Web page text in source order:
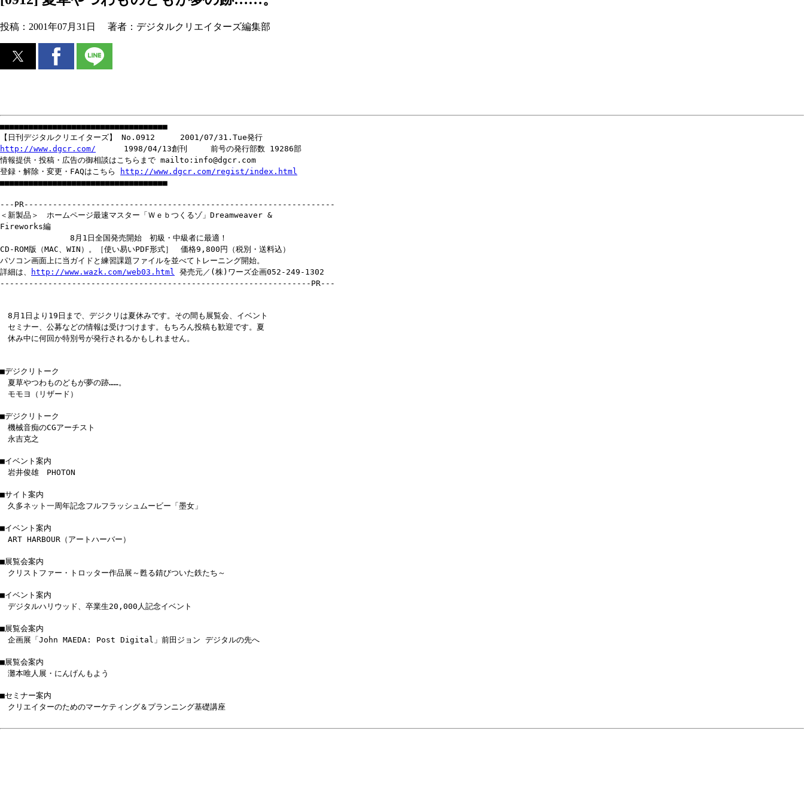
投稿： 2001年07月31日 著者： デジタルクリエイターズ編集部
■■■■■■■■■■■■■■■■■■■■■■■■■■■■■■■■■■■
【日刊デジタルクリエイターズ】 No.0912 2001/07/31.Tue発行
http://www.dgcr.com/ 1998/04/13創刊 前号の発行部数 19286部
情報提供・投稿・広告の御相談はこちらまで mailto:info@dgcr.com
登録・解除・変更・FAQはこちら
http://www.dgcr.com/regist/index.html
■■■■■■■■■■■■■■■■■■■■■■■■■■■■■■■■■■■
---PR-----------------------------------------------------------------
＜新製品＞ ホームページ最速マスター「Ｗｅｂつくるゾ」Dreamweaver &
Fireworks編
8月1日全国発売開始 初級・中級者に最適！
CD-ROM版（MAC、WIN）。［使い易いPDF形式］ 価格9,800円（税別・送料込）
パソコン画面上に当ガイドと練習課題ファイルを並べてトレーニング開始。
詳細は、
http://www.wazk.com/web03.html
発売元／(株)ワーズ企画052-249-1302
-----------------------------------------------------------------PR---
8月1日より19日まで、デジクリは夏休みです。その間も展覧会、イベント
セミナー、公募などの情報は受けつけます。もちろん投稿も歓迎です。夏
休み中に何回か特別号が発行されるかもしれません。
■デジクリトーク
夏草やつわものどもが夢の跡……。
モモヨ（リザード）
■デジクリトーク
機械音痴のCGアーチスト
永吉克之
■イベント案内
岩井俊雄 PHOTON
■サイト案内
久多ネット一周年記念フルフラッシュムービー「墨女」
■イベント案内
ART HARBOUR（アートハーバー）
■展覧会案内
クリストファー・トロッター作品展～甦る錆びついた鉄たち～
■イベント案内
デジタルハリウッド、卒業生20,000人記念イベント
■展覧会案内
企画展「John MAEDA: Post Digital」前田ジョン デジタルの先へ
■展覧会案内
灘本唯人展・にんげんもよう
■セミナー案内
クリエイターのためのマーケティング＆プランニング基礎講座